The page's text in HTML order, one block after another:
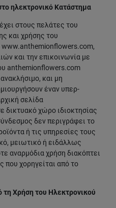
ηλεκτρονικό Κατάστημα
στους πελάτες του
και χρήσης του
και την επικοινωνία με
anthemionflowers.com
και μη
έναν υπερ-
σελίδα
χώρο ιδιοκτησίας
δεν περιγράφει τo
ή τις υπηρεσίες τους
μειωτικό ή ειδάλλως
αναρμόδια χρήση διακόπτει
που χορηγείται από τo
τη Χρήση του Ηλεκτρονικού